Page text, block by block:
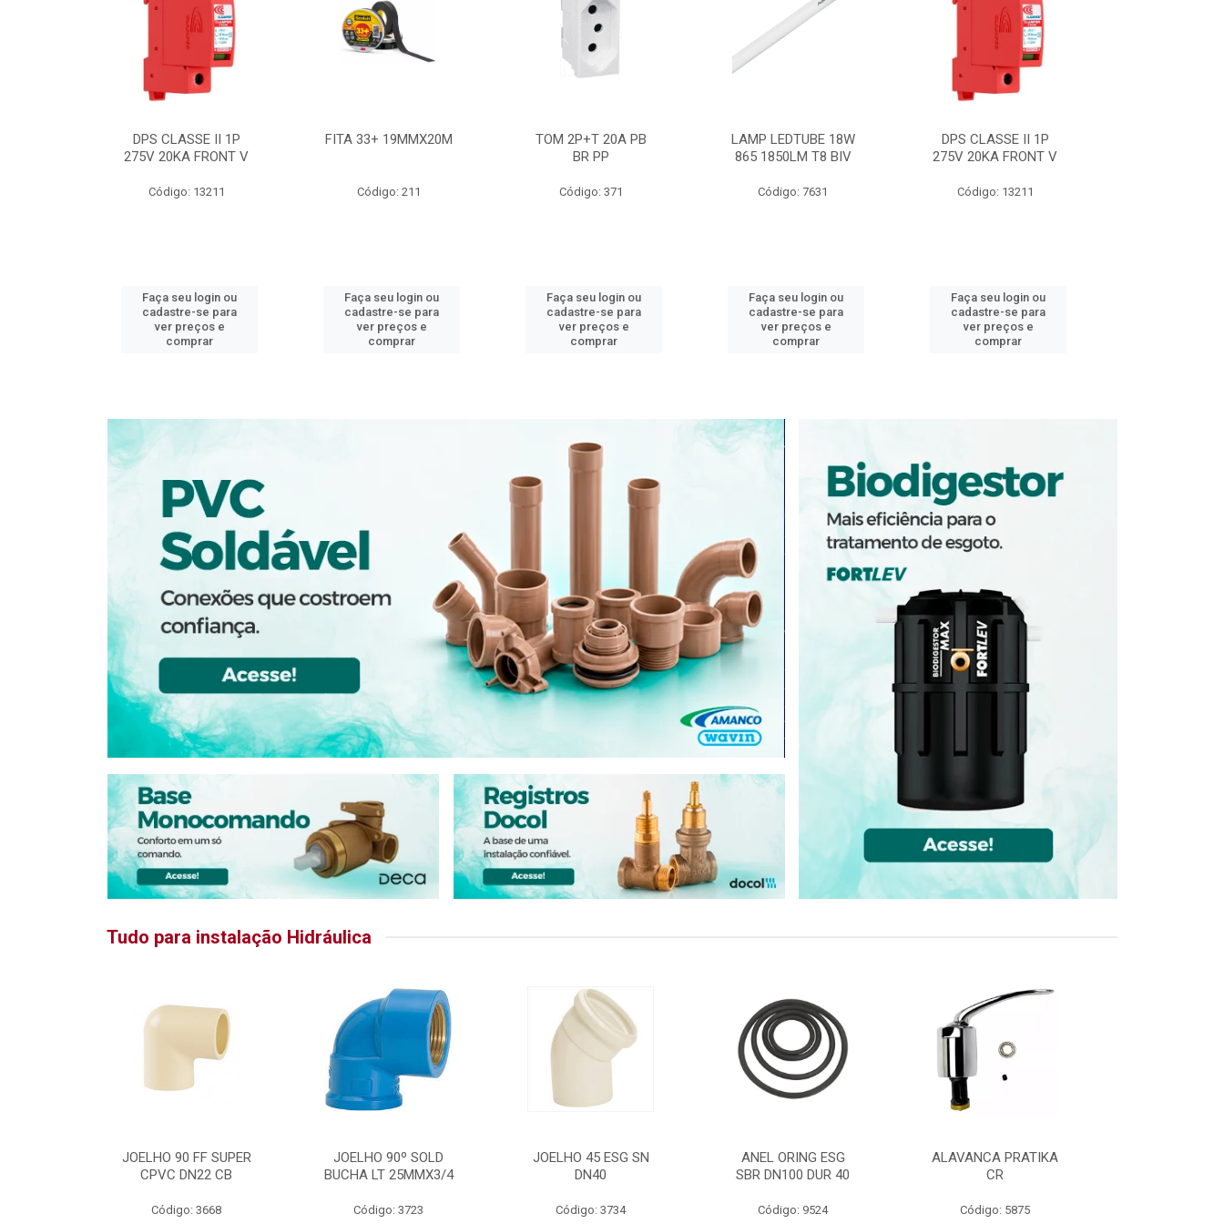
DPS CLASSE II 1P
275V 20KA FRONT V
Código: 13211
Faça seu login ou
cadastre-se para
ver preços e
comprar
FITA 33+ 19MMX20M
Código: 211
Faça seu login ou
cadastre-se para
ver preços e
comprar
TOM 2P+T 20A PB
BR PP
Código: 371
Faça seu login ou
cadastre-se para
ver preços e
comprar
LAMP LEDTUBE 18W
865 1850LM T8 BIV
Código: 7631
Faça seu login ou
cadastre-se para
ver preços e
comprar
DPS CLASSE II 1P
275V 20KA FRONT V
Código: 13211
Faça seu login ou
cadastre-se para
ver preços e
comprar
Tudo para instalação Hidráulica
JOELHO 90 FF SUPER
CPVC DN22 CB
Código: 3668
JOELHO 90º SOLD
BUCHA LT 25MMX3/4
Código: 3723
JOELHO 45 ESG SN
DN40
Código: 3734
ANEL ORING ESG
SBR DN100 DUR 40
Código: 9524
ALAVANCA PRATIKA
CR
Código: 5875